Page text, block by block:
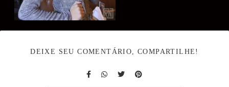
DEIXE SEU COMENTÁRIO, COMPARTILHE!